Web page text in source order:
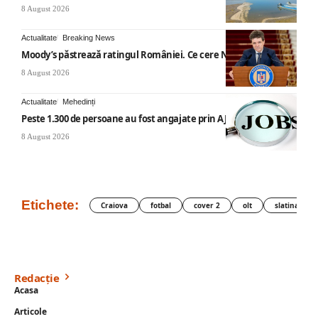
8 August 2026
Actualitate Breaking News
Moody’s păstrează ratingul României. Ce cere Nicușor Dan
8 August 2026
Actualitate Mehedinți
Peste 1.300 de persoane au fost angajate prin AJOFM Mehedinți
8 August 2026
Etichete: Craiova fotbal cover 2 olt slatina
Redacție
Acasa
Articole